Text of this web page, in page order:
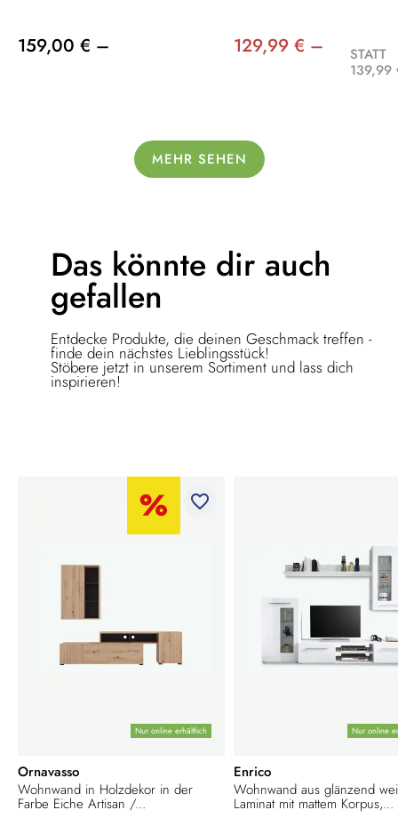
159,00 € – 129,99 € –
STATT
139,99
MEHR SEHEN
Das könnte dir auch
gefallen
Entdecke Produkte, die deinen Geschmack treffen -
finde dein nächstes Lieblingsstück!
Stöbere jetzt in unserem Sortiment und lass dich
inspirieren!
Nur online erhältlich
favorite_border
Ornavasso
Wohnwand in Holzdekor in der
Farbe Eiche Artisan /...
Nur online
Enrico
Wohnwand aus glänzend
Laminat mit mattem Korpus,...